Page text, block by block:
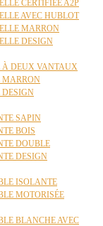
CERTIFIÉE A2P
AVEC HUBLOT
MARRON
DESIGN
À DEUX VANTAUX
MARRON
DESIGN
SAPIN
BOIS
DOUBLE
DESIGN
ISOLANTE
MOTORISÉE
BLANCHE AVEC